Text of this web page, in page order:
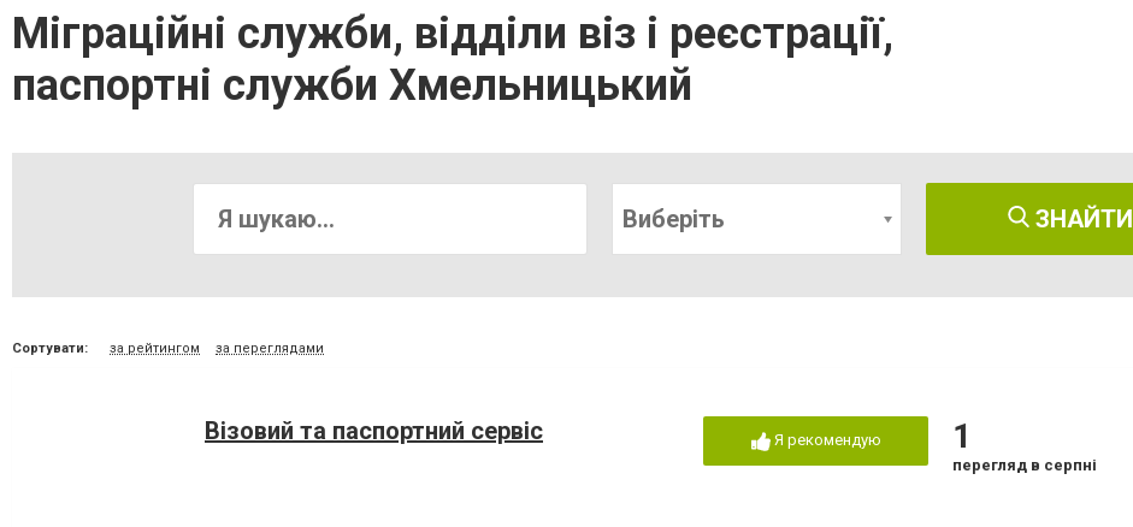
Міграційні служби, відділи віз і реєстрації,
паспортні служби Хмельницький
Виберіть ЗНАЙТИ
Сортувати: за рейтингом за переглядами
Візовий та паспортний сервіс Я рекомендую 1
перегляд в серпні